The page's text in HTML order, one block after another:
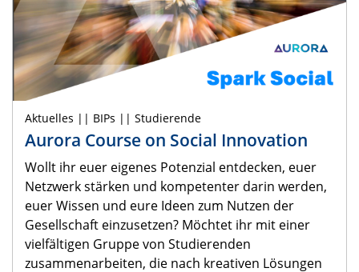
Aktuelles || BIPs || Studierende
Aurora Course on Social Innovation